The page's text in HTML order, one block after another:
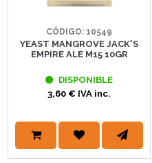
CÓDIGO: 10549
YEAST MANGROVE JACK'S
EMPIRE ALE M15 10GR
DISPONIBLE
3,60 € IVA inc.